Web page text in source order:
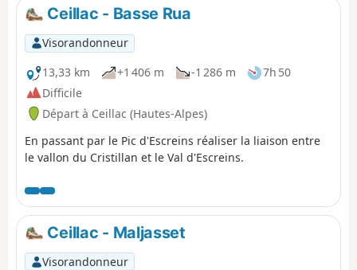
Ceillac - Basse Rua
Visorandonneur
13,33 km
+1 406 m -1 286 m
7h 50
Difficile
Départ à Ceillac (Hautes-Alpes)
En passant par le Pic d'Escreins réaliser la liaison entre
le vallon du Cristillan et le Val d'Escreins.
Ceillac - Maljasset
Visorandonneur